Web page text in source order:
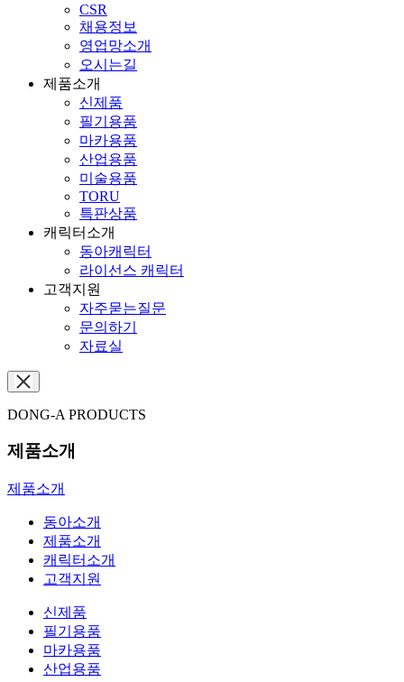
CSR
채용정보
영업망소개
오시는길
제품소개
신제품
필기용품
마카용품
산업용품
미술용품
TORU
특판상품
캐릭터소개
동아캐릭터
라이선스 캐릭터
고객지원
자주묻는질문
문의하기
자료실
DONG-A PRODUCTS
제품소개
제품소개
동아소개
제품소개
캐릭터소개
고객지원
신제품
필기용품
마카용품
산업용품